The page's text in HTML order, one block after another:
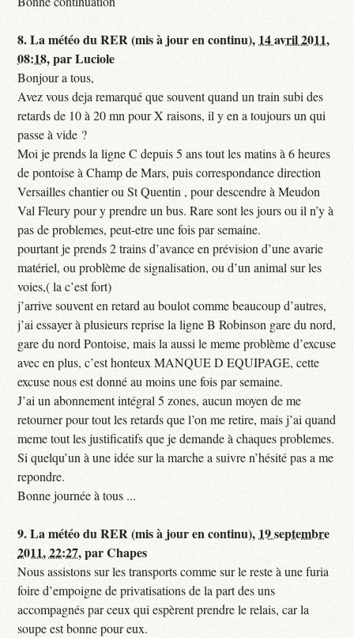
8.La météo du RER (mis à jour en continu), 14 avril 2011,
08:18,parLuciole
Bonjour a tous,
Avez vous deja remarqué que souvent quand un train subi des
retards de 10 à 20 mn pour X raisons, il y en a toujours un qui
passe à vide ?
Moi je prends la ligne C depuis 5 ans tout les matins à 6 heures
de pontoise à Champ de Mars, puis correspondance direction
Versailles chantier ou St Quentin , pour descendre à Meudon
Val Fleury pour y prendre un bus. Rare sont les jours ou il n’y à
pas de problemes, peut-etre une fois par semaine.
pourtant je prends 2 trains d’avance en prévision d’une avarie
matériel, ou problème de signalisation, ou d’un animal sur les
voies,( la c’est fort)
j’arrive souvent en retard au boulot comme beaucoup d’autres,
j’ai essayer à plusieurs reprise la ligne B Robinson gare du nord,
gare du nord Pontoise, mais la aussi le meme problème d’excuse
avec en plus, c’est honteux MANQUE D EQUIPAGE, cette
excuse nous est donné au moins une fois par semaine.
J’ai un abonnement intégral 5 zones, aucun moyen de me
retourner pour tout les retards que l’on me retire, mais j’ai quand
meme tout les justificatifs que je demande à chaques problemes.
Si quelqu’un à une idée sur la marche a suivre n’hésité pas a me
repondre.
Bonne journée à tous ...
9.La météo du RER (mis à jour en continu), 19 septembre
2011, 22:27,parChapes
Nous assistons sur les transports comme sur le reste à une furia
foire d’empoigne de privatisations de la part des uns
accompagnés par ceux qui espèrent prendre le relais, car la
soupe est bonne pour eux.